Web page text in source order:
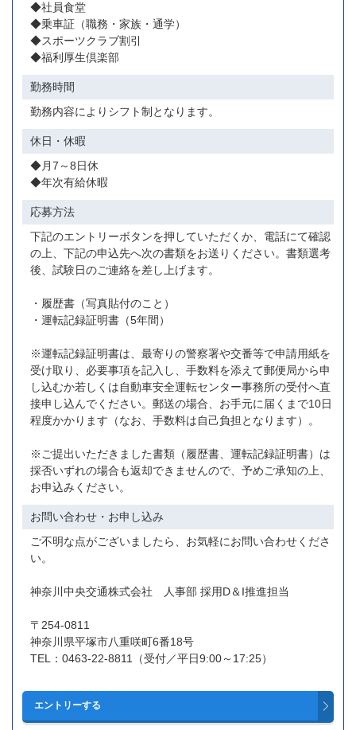
◆社員食堂
◆乗車証（職務・家族・通学）
◆スポーツクラブ割引
◆福利厚生倶楽部
勤務時間
勤務内容によりシフト制となります。
休日・休暇
◆月7～8日休
◆年次有給休暇
応募方法
下記のエントリーボタンを押していただくか、電話にて確認
の上、下記の申込先へ次の書類をお送りください。書類選考
後、試験日のご連絡を差し上げます。
・履歴書（写真貼付のこと）
・運転記録証明書（5年間）
※運転記録証明書は、最寄りの警察署や交番等で申請用紙を
受け取り、必要事項を記入し、手数料を添えて郵便局から申
し込むか若しくは自動車安全運転センター事務所の受付へ直
接申し込んでください。郵送の場合、お手元に届くまで10日
程度かかります（なお、手数料は自己負担となります）。
※ご提出いただきました書類（履歴書、運転記録証明書）は
採否いずれの場合も返却できませんので、予めご承知の上、
お申込みください。
お問い合わせ・お申し込み
ご不明な点がございましたら、お気軽にお問い合わせくださ
い。
神奈川中央交通株式会社 人事部 採用D＆I推進担当
〒254-0811
神奈川県平塚市八重咲町6番18号
TEL：0463-22-8811（受付／平日9:00～17:25）